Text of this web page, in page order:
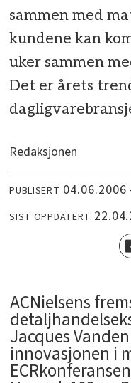
sammen med
kundene kan
uker sammen
Det er årets
Redaksjonen
PUBLISERT
SIST OPPDATERT
ACNielsens
Jacques
innovasjonen i